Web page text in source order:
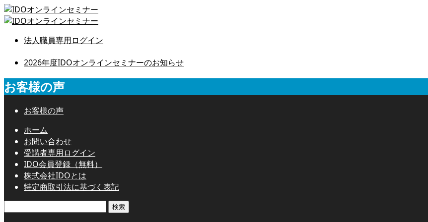
法人職員専用ログイン
2026年度IDOオンラインセミナーのお知らせ
お客様の声
お客様の声
ホーム
お問い合わせ
受講者専用ログイン
IDO会員登録（無料）
株式会社IDOとは
特定商取引法に基づく表記